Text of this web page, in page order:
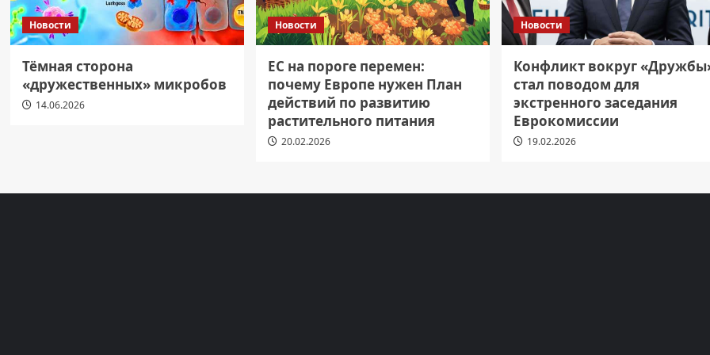
Новости
Тёмная сторона
«дружественных» микробов
14.06.2026
Новости
ЕС на пороге перемен:
почему Европе нужен План
действий по развитию
растительного питания
20.02.2026
Новости
Конфликт вокруг
стал поводом для
экстренного заседания
Еврокомиссии
19.02.2026